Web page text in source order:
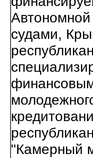
судами,
"Камерный